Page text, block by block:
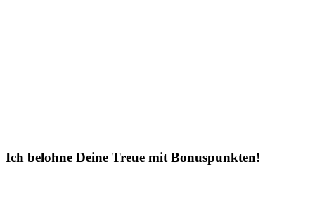
Ich belohne Deine Treue mit Bonuspunkten!